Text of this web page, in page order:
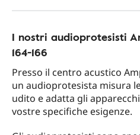
I nostri audioprotesisti
164-166
Presso il centro acustico
un audioprotesista misura
udito e adatta gli
vostre specifiche esigenze.